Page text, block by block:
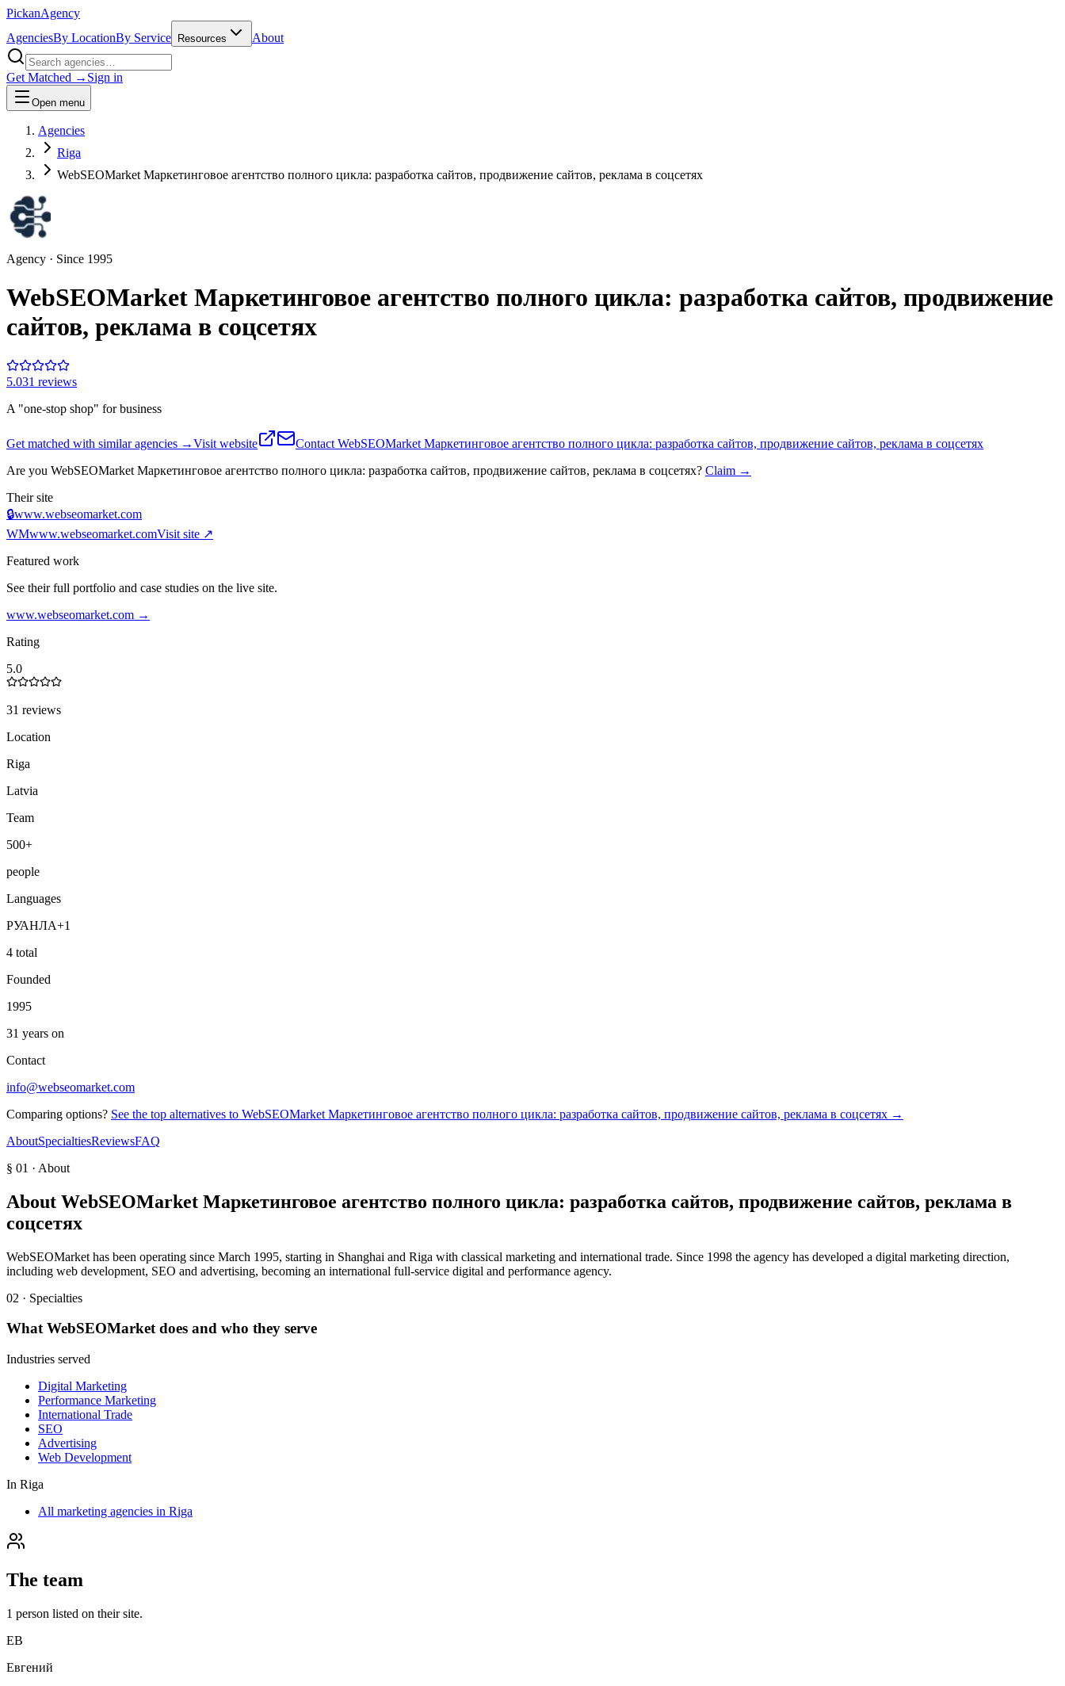
PickanAgency
AgenciesBy LocationBy Service Resources About
Get Matched → Sign in
Open menu
Agencies
Riga
WebSEOMarket Маркетинговое агентство полного цикла: разработка сайтов, продвижение сайтов, реклама в соцсетях
Agency · Since 1995
WebSEOMarket Маркетинговое агентство полного цикла: разработка сайтов, продвижение
сайтов, реклама в соцсетях
5.031 reviews
A "one-stop shop" for business
Get matched with similar agencies →Visit website Contact WebSEOMarket Маркетинговое агентство полного цикла: разработка сайтов, продвижение сайтов, реклама в соцсетях
Are you WebSEOMarket Маркетинговое агентство полного цикла: разработка сайтов, продвижение сайтов, реклама в соцсетях? Claim →
Their site
🔒www.webseomarket.com
WМwww.webseomarket.comVisit site ↗
Featured work
See their full portfolio and case studies on the live site.
www.webseomarket.com →
Rating
5.0
31 reviews
Location
Riga
Latvia
Team
500+
people
Languages
РУАНЛА+1
4 total
Founded
1995
31 years on
Contact
info@webseomarket.com
Comparing options? See the top alternatives to WebSEOMarket Маркетинговое агентство полного цикла: разработка сайтов, продвижение сайтов, реклама в соцсетях →
AboutSpecialtiesReviewsFAQ
§ 01 · About
About WebSEOMarket Маркетинговое агентство полного цикла: разработка сайтов, продвижение сайтов, реклама в
соцсетях
WebSEOMarket has been operating since March 1995, starting in Shanghai and Riga with classical marketing and international trade. Since 1998 the agency has developed a digital marketing direction,
including web development, SEO and advertising, becoming an international full-service digital and performance agency.
02 · Specialties
WhatWebSEOMarketdoes and who they serve
Industries served
Digital Marketing
Performance Marketing
International Trade
SEO
Advertising
Web Development
In Riga
All marketing agencies in Riga
The team
1 person listed on their site.
ЕВ
Евгений